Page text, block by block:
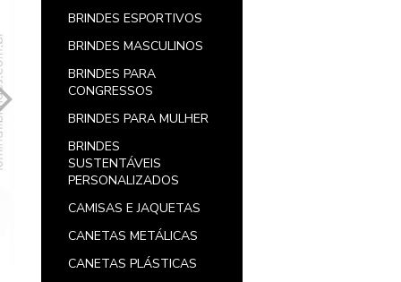
BRINDES ESPORTIVOS
BRINDES MASCULINOS
BRINDES PARA
CONGRESSOS
BRINDES PARA MULHER
BRINDES
SUSTENTÁVEIS
PERSONALIZADOS
CAMISAS E JAQUETAS
CANETAS METÁLICAS
CANETAS PLÁSTICAS